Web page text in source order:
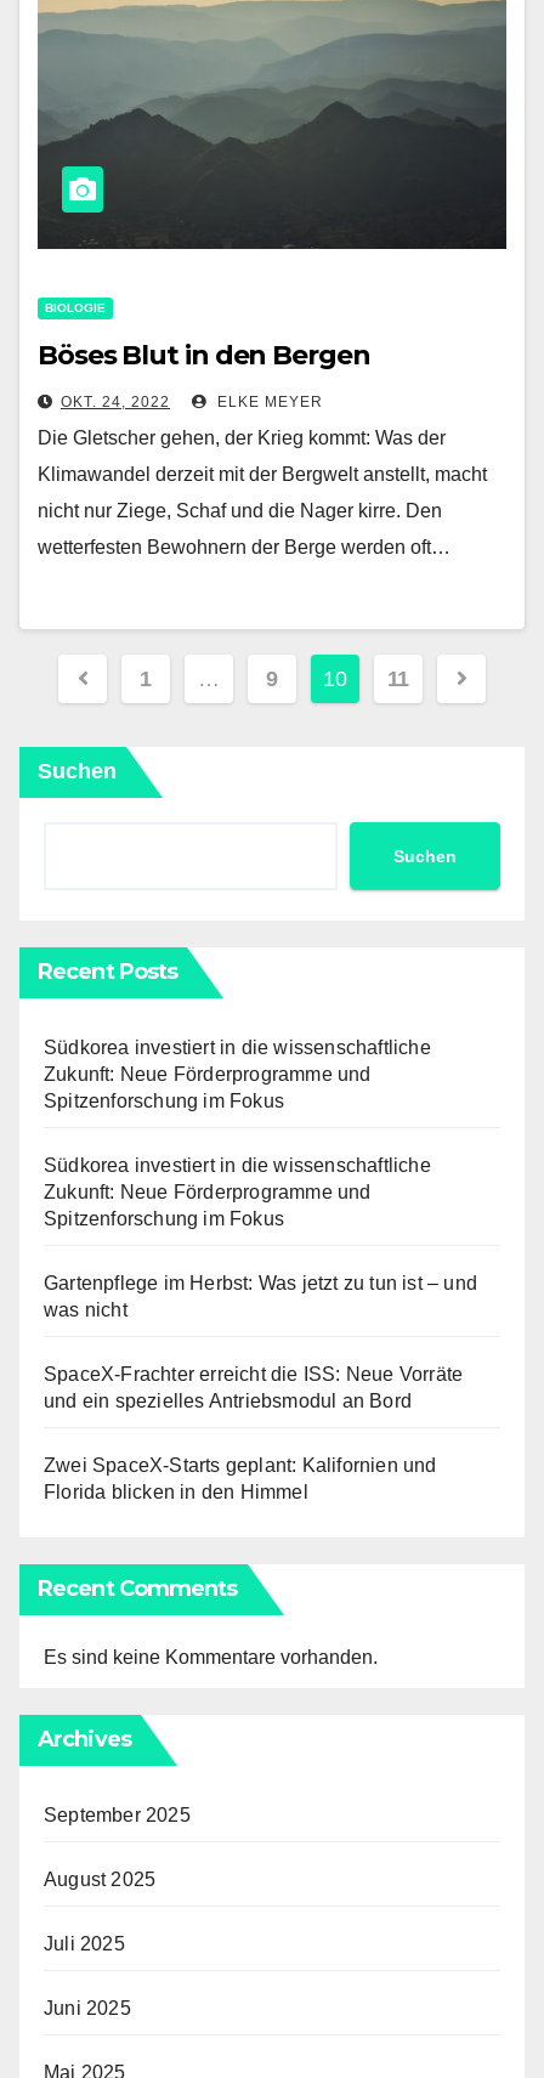
BIOLOGIE
Böses Blut in den Bergen
OKT. 24, 2022 ELKE MEYER
Die Gletscher gehen, der Krieg kommt: Was der
Klimawandel derzeit mit der Bergwelt anstellt, macht
nicht nur Ziege, Schaf und die Nager kirre. Den
wetterfesten Bewohnern der Berge werden oft…
Seitennummerierung
Beiträge
1 … 9 10 11
Suchen
Suchen
Recent Posts
Südkorea investiert in die wissenschaftliche
Zukunft: Neue Förderprogramme und
Spitzenforschung im Fokus
Südkorea investiert in die wissenschaftliche
Zukunft: Neue Förderprogramme und
Spitzenforschung im Fokus
Gartenpflege im Herbst: Was jetzt zu tun ist – und
was nicht
SpaceX-Frachter erreicht die ISS: Neue Vorräte
und ein spezielles Antriebsmodul an Bord
Zwei SpaceX-Starts geplant: Kalifornien und
Florida blicken in den Himmel
Recent Comments
Es sind keine Kommentare vorhanden.
Archives
September 2025
August 2025
Juli 2025
Juni 2025
Mai 2025